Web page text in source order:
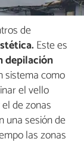
de
Este es
depilación
sistema como
el vello
de zonas
una sesión de
las zonas